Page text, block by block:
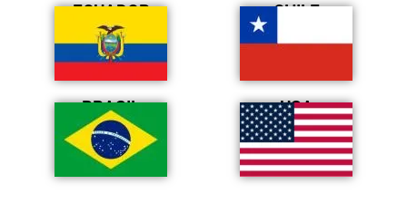
ECUADOR CHILE
BRASIL USA